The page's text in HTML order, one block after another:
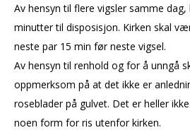
Av hensyn til flere vigsler samme
minutter til disposisjon. Kirken skal
neste par 15 min før neste vigsel.
Av hensyn til renhold og for å unngå
oppmerksom på at det ikke er
roseblader på gulvet. Det er heller
noen form for ris utenfor kirken.